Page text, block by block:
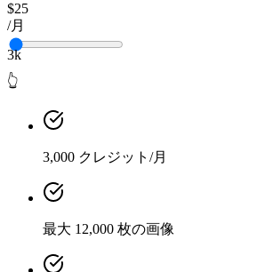
$25
/月
3k
👆
3,000 クレジット/月
最大 12,000 枚の画像